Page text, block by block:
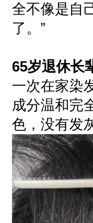
全不像是自
了。”
65岁退休长
一次在家染
成分温和完
色，没有发